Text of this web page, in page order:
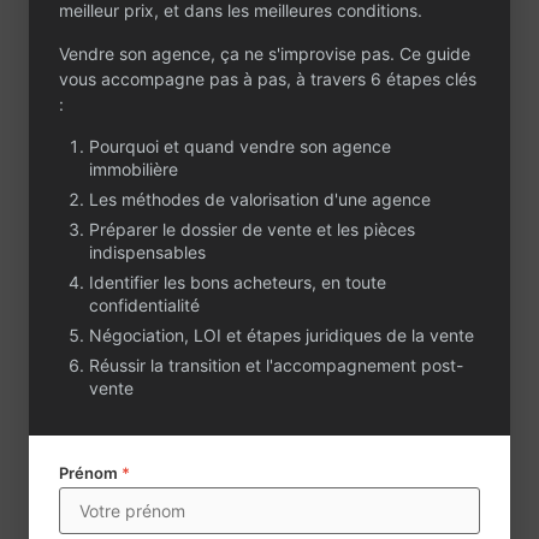
représente un
important levier de
croissance et de
valorisation future.
L’activité transaction
confirme la solidité de
l’agence avec un
chiffre d’affaires
moyen supérieur à
300 000 € sur les trois
derniers exercices.
La structure s’appuie
sur une équipe
expérimentée et
commerciaux et 2
administratifs.
Les locaux de 110 m²
meilleur prix, et dans les meilleures conditions.
Vendre son agence, ça ne s'improvise pas. Ce guide
vous accompagne pas à pas, à travers 6 étapes clés
:
Pourquoi et quand vendre son agence
immobilière
Les méthodes de valorisation d'une agence
Préparer le dossier de vente et les pièces
indispensables
Identifier les bons acheteurs, en toute
confidentialité
Négociation, LOI et étapes juridiques de la vente
Réussir la transition et l'accompagnement post-
vente
Prénom *